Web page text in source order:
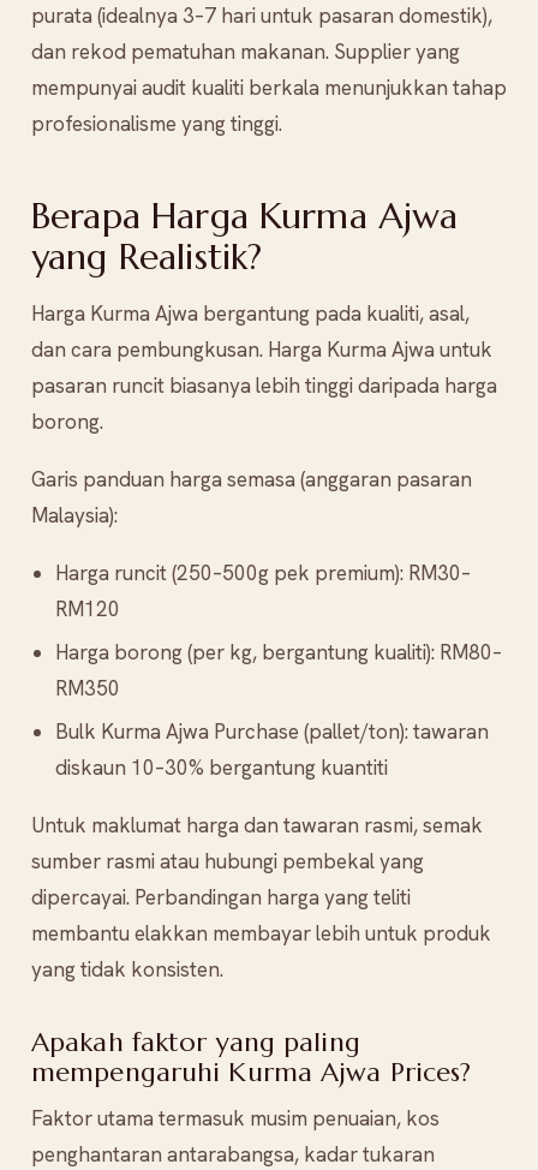
purata (idealnya 3–7 hari untuk pasaran domestik),
dan rekod pematuhan makanan. Supplier yang
mempunyai audit kualiti berkala menunjukkan tahap
profesionalisme yang tinggi.
Berapa Harga Kurma Ajwa
yang Realistik?
Harga Kurma Ajwa bergantung pada kualiti, asal,
dan cara pembungkusan. Harga Kurma Ajwa untuk
pasaran runcit biasanya lebih tinggi daripada harga
borong.
Garis panduan harga semasa (anggaran pasaran
Malaysia):
Harga runcit (250–500g pek premium): RM30–
RM120
Harga borong (per kg, bergantung kualiti): RM80–
RM350
Bulk Kurma Ajwa Purchase (pallet/ton): tawaran
diskaun 10–30% bergantung kuantiti
Untuk maklumat harga dan tawaran rasmi, semak
sumber rasmi atau hubungi pembekal yang
dipercayai. Perbandingan harga yang teliti
membantu elakkan membayar lebih untuk produk
yang tidak konsisten.
Apakah faktor yang paling
mempengaruhi Kurma Ajwa Prices?
Faktor utama termasuk musim penuaian, kos
penghantaran antarabangsa, kadar tukaran